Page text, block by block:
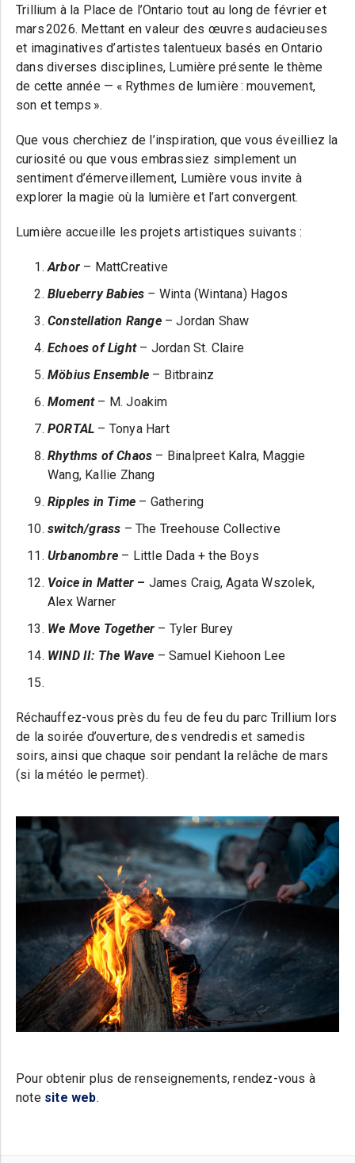
Trillium à la Place de l’Ontario tout au long de février et
mars 2026. Mettant en valeur des œuvres audacieuses
et imaginatives d’artistes talentueux basés en Ontario
dans diverses disciplines, Lumière présente le thème
de cette année — « Rythmes de lumière : mouvement,
son et temps ».
Que vous cherchiez de l’inspiration, que vous éveilliez la
curiosité ou que vous embrassiez simplement un
sentiment d’émerveillement, Lumière vous invite à
explorer la magie où la lumière et l’art convergent.
Lumière accueille les projets artistiques suivants :
Arbor – MattCreative
Blueberry Babies – Winta (Wintana) Hagos
Constellation Range – Jordan Shaw
Echoes of Light – Jordan St. Claire
Möbius Ensemble – Bitbrainz
Moment – M. Joakim
PORTAL – Tonya Hart
Rhythms of Chaos – Binalpreet Kalra, Maggie
Wang, Kallie Zhang
Ripples in Time – Gathering
switch/grass – The Treehouse Collective
Urbanombre – Little Dada + the Boys
Voice in Matter – James Craig, Agata Wszolek,
Alex Warner
We Move Together – Tyler Burey
WIND II: The Wave – Samuel Kiehoon Lee
Réchauffez-vous près du feu de feu du parc Trillium lors
de la soirée d’ouverture, des vendredis et samedis
soirs, ainsi que chaque soir pendant la relâche de mars
(si la météo le permet).
Pour obtenir plus de renseignements, rendez-vous à
note site web.